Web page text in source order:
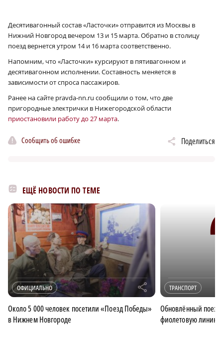
Десятивагонный состав «Ласточки» отправится из Москвы в
Нижний Новгород вечером 13 и 15 марта. Обратно в столицу
поезд вернется утром 14 и 16 марта соответственно.
Напомним, что «Ласточки» курсируют в пятивагонном и
десятивагонном исполнении. Составность меняется в
зависимости от спроса пассажиров.
Ранее на сайте pravda-nn.ru сообщили о том, что две
пригородные электрички в Нижегородской области
приостановили работу до 27 марта.
Сообщить об ошибке Поделиться
ЕЩЁ НОВОСТИ ПО ТЕМЕ
ОФИЦИАЛЬНО r
Около 5 000 человек посетили «Поезд Победы»
в Нижнем Новгороде
ТРАНСПОРТ
Обновлённый
фиолетовую линию